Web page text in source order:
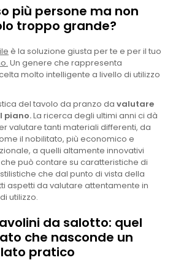
più persone ma non
troppo grande?
è la soluzione giusta per te e per il tuo
Un genere che rappresenta
molto intelligente a livello di utilizzo
del tavolo da pranzo da valutare
piano.La ricerca degli ultimi anni ci dà
valutare tanti materiali differenti, da
il nobilitato, più economico e
a quelli altamente innovativi
può contare su caratteristiche di
che dal punto di vista della
aspetti da valutare attentamente in
utilizzo.
da salotto: quel
che nasconde un
pratico